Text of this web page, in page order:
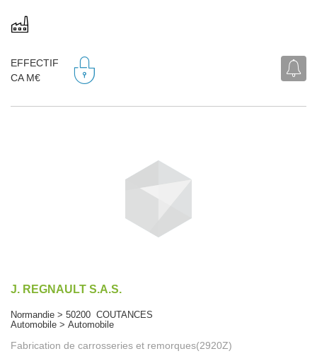
EFFECTIF
CA M€
J. REGNAULT S.A.S.
Normandie > 50200 COUTANCES
Automobile > Automobile
Fabrication de carrosseries et remorques(2920Z)